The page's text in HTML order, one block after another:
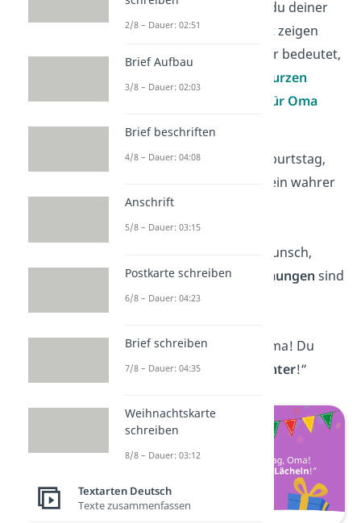
Wirkung haben. Wenn du deiner
Oma einfach und direkt zeigen
möchtest, wie viel sie dir bedeutet,
10 kurzen
Geburtstagswünsche für Oma
perfekt:
„Alles Gute zum Geburtstag,
liebe Oma! Du bist ein wahrer
Schatz
„Herzlichen Glückwunsch,
Oma! DeineUmarmungen sind
die besten!“
„Happy Birthday, Oma! Du
machst die Welt
bunter!“
2/8 – Dauer: 02:51
Brief Aufbau
3/8 – Dauer: 02:03
Brief beschriften
4/8 – Dauer: 04:08
Anschrift
5/8 – Dauer: 03:15
Postkarte schreiben
6/8 – Dauer: 04:23
Brief schreiben
7/8 – Dauer: 04:35
Weihnachtskarte
schreiben
8/8 – Dauer: 03:12
Textarten Deutsch
Texte zusammenfassen